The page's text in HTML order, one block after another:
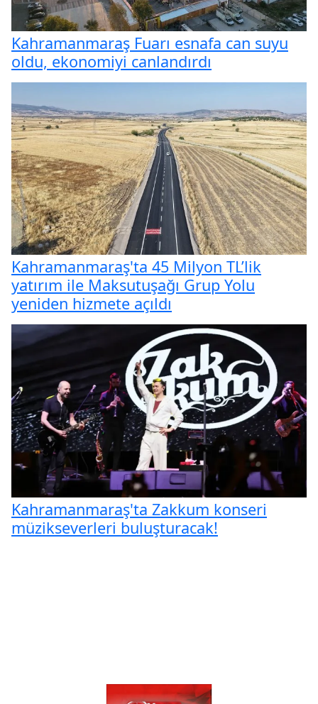
Kahramanmaraş Fuarı esnafa can suyu
oldu, ekonomiyi canlandırdı
Kahramanmaraş'ta 45 Milyon TL’lik
yatırım ile Maksutuşağı Grup Yolu
yeniden hizmete açıldı
Kahramanmaraş'ta Zakkum konseri
müzikseverleri buluşturacak!